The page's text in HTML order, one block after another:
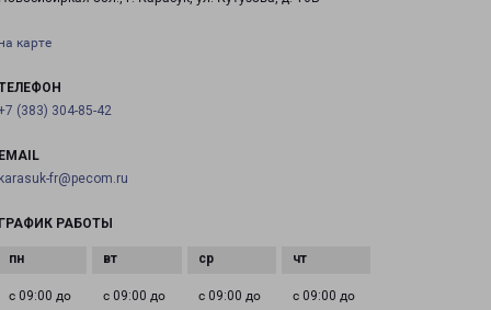
карте
(383) 304-85-42
fr@pecom.ru
РАБОТЫ
с 09:00 до
с 09:00 до
с 09:00 до
с 09:00 до